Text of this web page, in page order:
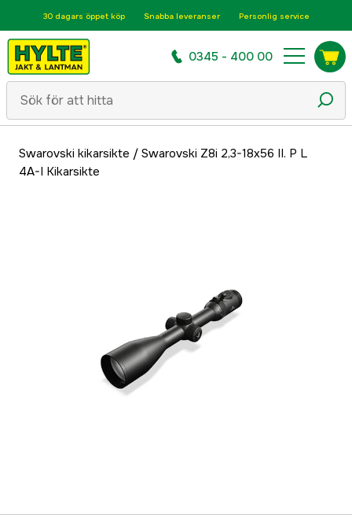
30 dagars öppet köp Snabba leveranser Personlig service
0345 - 400 00
Swarovski kikarsikte / Swarovski Z8i 2,3-18x56 II. P L
4A-I Kikarsikte